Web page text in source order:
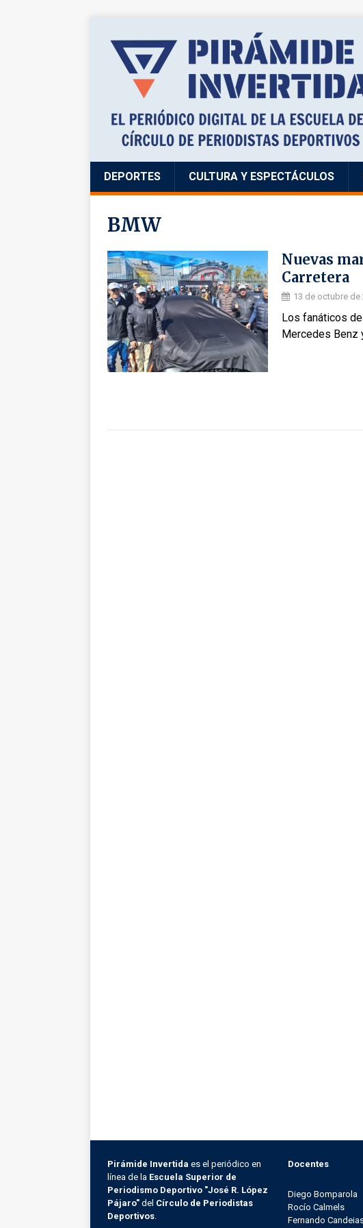
DEPORTES CULTURA Y ESPECTÁCULOS
BMW
Nuevas
Carretera
13 de octubre de
Los fanáticos
Mercedes Benz
Pirámide Invertida es el periódico en
línea de la Escuela Superior de
Periodismo Deportivo "José R. López
Pájaro" del Círculo de Periodistas
Deportivos
Docentes
Diego Bomparola
Rocío Calmels
Fernando